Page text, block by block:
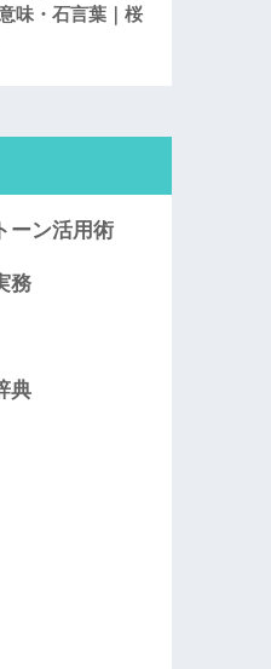
味・石言葉｜桜
ーン活用術
務
典